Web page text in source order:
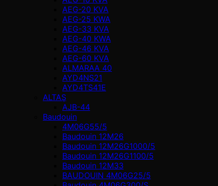
AEG-20 KVA
AEG-25 KWA
AEG-33 KVA
AEG-40 KWA
AEG-46 KVA
AEG-60 KVA
ALMARAA 40
AYD4NS21
AYD4TS41E
ALTAŞ
AJB-44
Baudouin
4M06G55/5
Baudouin 12M26
Baudouin 12M26G1000/5
Baudouin 12M26G1100/5
Baudouin 12M33
BAUDOUIN 4M06G25/5